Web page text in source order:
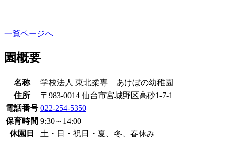
一覧ページへ
園概要
名称
学校法人 東北柔専 あけぼの幼稚園
住所
〒983-0014 仙台市宮城野区高砂1-7-1
電話番号 022-254-5350
保育時間 9:30～14:00
休園日
土・日・祝日・夏、冬、春休み